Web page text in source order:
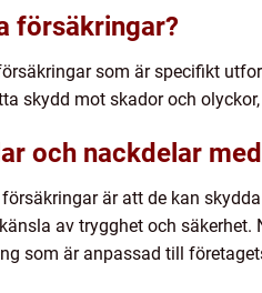
försäkringar?
som är specifikt
skydd mot skador och
och nackdelar
är att de kan
av trygghet och
som är anpassad till